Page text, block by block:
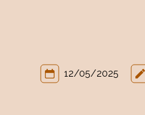
12/05/2025